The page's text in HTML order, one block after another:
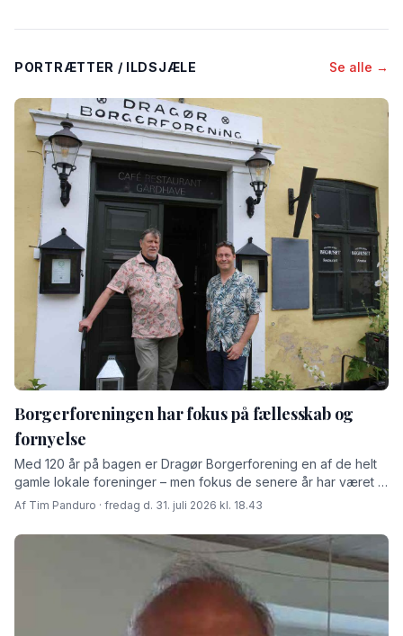
PORTRÆTTER / ILDSJÆLE Se alle →
Borgerforeningen har fokus på fællesskab og
fornyelse
Med 120 år på bagen er Dragør Borgerforening en af de helt
gamle lokale foreninger – men fokus de senere år har været at
skabe rammer for fremtiden fortæller den afgåede formand
Af Tim Panduro · fredag d. 31. juli 2026 kl. 18.43